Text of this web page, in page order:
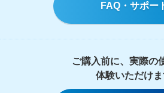
FAQ・サポー
ご購入前に、実際の
体験いただけ